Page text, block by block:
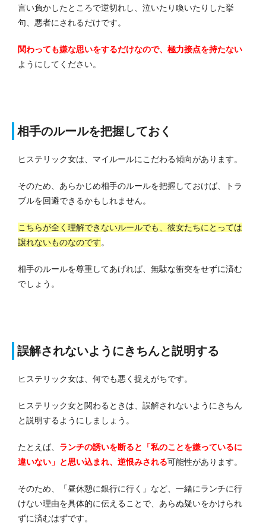
言い負かしたところで逆切れし、泣いたり喚いたりした挙
句、悪者にされるだけです。
関わっても嫌な思いをするだけなので、極力接点を持たない
ようにしてください。
相手のルールを把握しておく
ヒステリック女は、マイルールにこだわる傾向があります。
そのため、あらかじめ相手のルールを把握しておけば、トラ
ブルを回避できるかもしれません。
こちらが全く理解できないルールでも、彼女たちにとっては
譲れないものなのです。
相手のルールを尊重してあげれば、無駄な衝突をせずに済む
でしょう。
誤解されないようにきちんと説明する
ヒステリック女は、何でも悪く捉えがちです。
ヒステリック女と関わるときは、誤解されないようにきちん
と説明するようにしましょう。
たとえば、 ランチの誘いを断ると「私のことを嫌っているに
違いない」と思い込まれ、逆恨みされる可能性があります。
そのため、「昼休憩に銀行に行く」など、一緒にランチに行
けない理由を具体的に伝えることで、あらぬ疑いをかけられ
ずに済むはずです。